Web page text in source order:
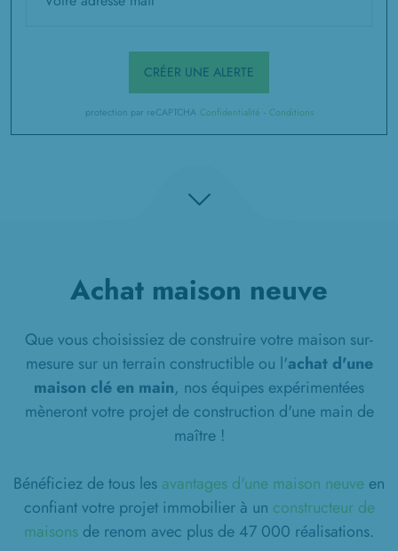
CRÉER UNE ALERTE
protection par reCAPTCHA Confidentialité - Conditions
Achat maison neuve
Que vous choisissiez de construire votre maison sur-
mesure sur un terrain constructible ou l'achat d'une
maison clé en main, nos équipes expérimentées
mèneront votre projet de construction d'une main de
maître !
Bénéficiez de tous les avantages d'une maison neuve en
confiant votre projet immobilier à un constructeur de
maisons de renom avec plus de 47 000 réalisations.